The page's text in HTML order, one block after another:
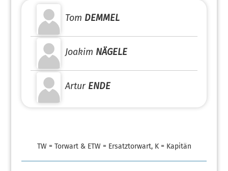
Tom DEMMEL
Joakim NÄGELE
Artur ENDE
TW = Torwart & ETW = Ersatztorwart, K = Kapitän